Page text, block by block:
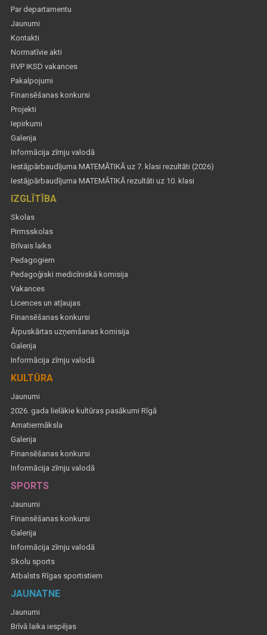
Par departamentu
Jaunumi
Kontakti
Normatīvie akti
RVP IKSD vakances
Pakalpojumi
Finansēšanas konkursi
Projekti
Iepirkumi
Galerija
Informācija zīmju valodā
Iestājpārbaudījuma MATEMĀTIKĀ uz 7. klasi rezultāti (2026)
Iestājpārbaudījuma MATEMĀTIKĀ rezultāti uz 10. klasi
IZGLĪTĪBA
Skolas
Pirmsskolas
Brīvais laiks
Pedagogiem
Pedagoģiski medicīniskā komisija
Vakances
Licences un atļaujas
Finansēšanas konkursi
Ārpuskārtas uzņemšanas komisija
Galerija
Informācija zīmju valodā
KULTŪRA
Jaunumi
2026. gada lielākie kultūras pasākumi Rīgā
Amatiermāksla
Galerija
Finansēšanas konkursi
Informācija zīmju valodā
SPORTS
Jaunumi
Finansēšanas konkursi
Galerija
Informācija zīmju valodā
Skolu sports
Atbalsts Rīgas sportistiem
JAUNATNE
Jaunumi
Brīvā laika iespējas